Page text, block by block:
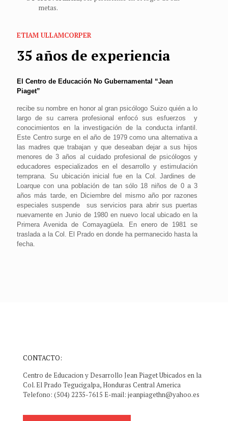
metas.
ETIAM ULLAMCORPER
35 años de experiencia
El Centro de Educación No Gubernamental “Jean
Piaget”
recibe su nombre en honor al gran psicólogo Suizo quién a lo
largo de su carrera profesional enfocó sus esfuerzos
y
conocimientos en la investigación de la conducta infantil.
Este Centro surge en el año de 1979 como una alternativa a
las madres que trabajan y que deseaban dejar a sus hijos
menores de 3 años al cuidado profesional de psicólogos y
educadores especializados en el desarrollo y estimulación
temprana. Su ubicación inicial fue en la Col. Jardines de
Loarque con una población de tan sólo 18 niños de 0 a 3
años más tarde, en Diciembre del mismo año por razones
especiales suspende
sus servicios para abrir sus puertas
nuevamente en Junio de 1980 en nuevo local ubicado en la
Primera Avenida de Comayagüela. En enero de 1981 se
traslada a la Col. El Prado en donde ha permanecido hasta la
fecha.
CONTACTO:
Centro de Educacion y Desarrollo Jean Piaget Ubicados en la
Col. El Prado Tegucigalpa, Honduras Central America
Telefono: (504) 2235-7615 E-mail: jeanpiagethn@yahoo.es